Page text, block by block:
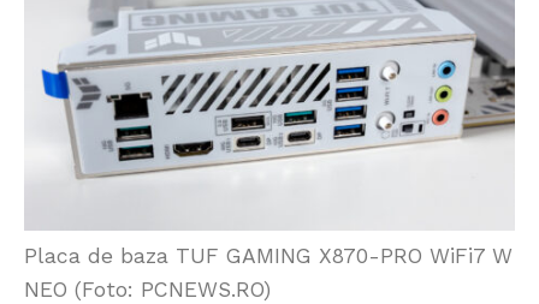
Placa de baza TUF GAMING X870-PRO WiFi7 W
NEO (Foto: PCNEWS.RO)